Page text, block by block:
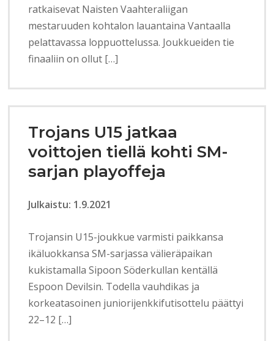
ratkaisevat Naisten Vaahteraliigan
mestaruuden kohtalon lauantaina Vantaalla
pelattavassa loppuottelussa. Joukkueiden tie
finaaliin on ollut […]
Trojans U15 jatkaa
voittojen tiellä kohti SM-
sarjan playoffeja
Julkaistu: 1.9.2021
Trojansin U15-joukkue varmisti paikkansa
ikäluokkansa SM-sarjassa välieräpaikan
kukistamalla Sipoon Söderkullan kentällä
Espoon Devilsin. Todella vauhdikas ja
korkeatasoinen juniorijenkkifutisottelu päättyi
22–12 […]